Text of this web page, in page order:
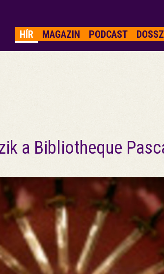
HÍR MAGAZIN PODCAST
a Bibliotheque